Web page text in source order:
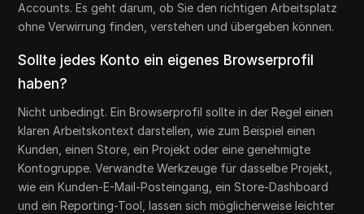
Accounts. Es geht darum, ob Sie den richtigen Arbeitsplatz
ohne Verwirrung finden, verstehen und übergeben können.
Sollte jedes Konto ein eigenes Browserprofil
haben?
Nicht unbedingt. Ein Browserprofil sollte in der Regel einen
klaren Arbeitskontext darstellen, wie zum Beispiel einen
Kunden, einen Store, ein Projekt oder eine genehmigte
Kontogruppe. Verwandte Werkzeuge für dasselbe Projekt,
wie ein Kunden-E-Mail-Posteingang, ein Store-Dashboard
und ein Reporting-Tool, lassen sich möglicherweise leichter